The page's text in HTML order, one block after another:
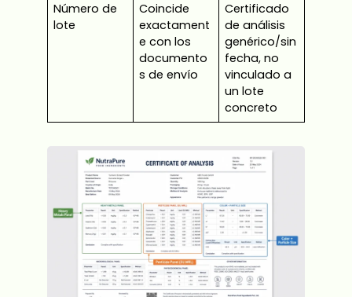
Número de
lote
Coincide
exactament
e con los
documento
s de envío
Certificado
de análisis
genérico/sin
fecha, no
vinculado a
un lote
concreto